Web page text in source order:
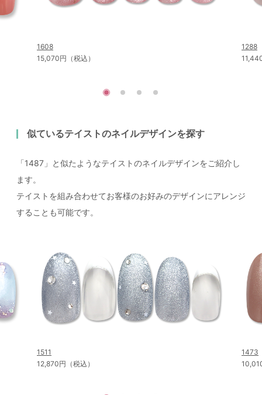
1608
15,070円（税込）
1288
似ているテイストのネイルデザインを探す
「1487」と似たようなテイストのネイルデザインをご紹介し
ます。
テイストを組み合わせてお客様のお好みのデザインにアレンジ
することも可能です。
1511
12,870円（税込）
1473